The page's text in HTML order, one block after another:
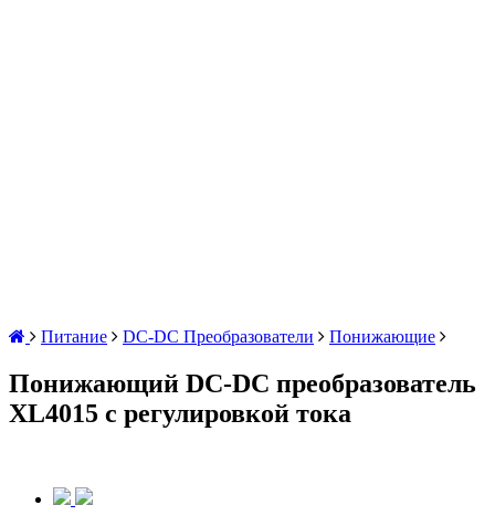
Питание DC-DC Преобразователи Понижающие
Понижающий DC-DС преобразователь
XL4015 с регулировкой тока